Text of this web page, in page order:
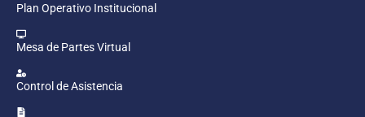
Plan Operativo Institucional
Mesa de Partes Virtual
Control de Asistencia